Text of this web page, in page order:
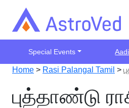
Special Events
Home > Rasi Palangal Tamil >
புத்தாண்டு